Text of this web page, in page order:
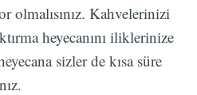
olmalısınız. Kahvelerinizi
heyecanını iliklerinize
sizler de kısa süre